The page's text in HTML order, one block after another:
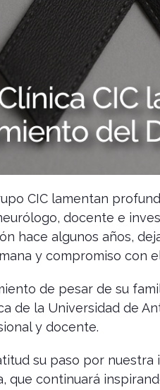
CIC lamentan
docente e
hace algunos años,
y compromiso con
de pesar de su
de la Universidad de
y docente.
su paso por
que continuará